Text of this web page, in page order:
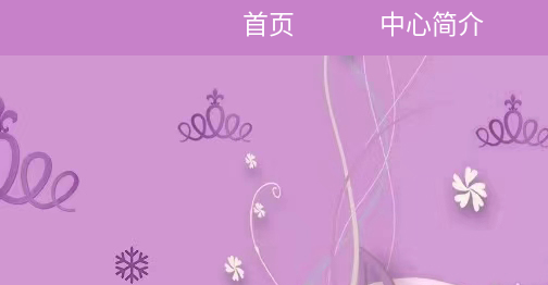
首页 中心简介